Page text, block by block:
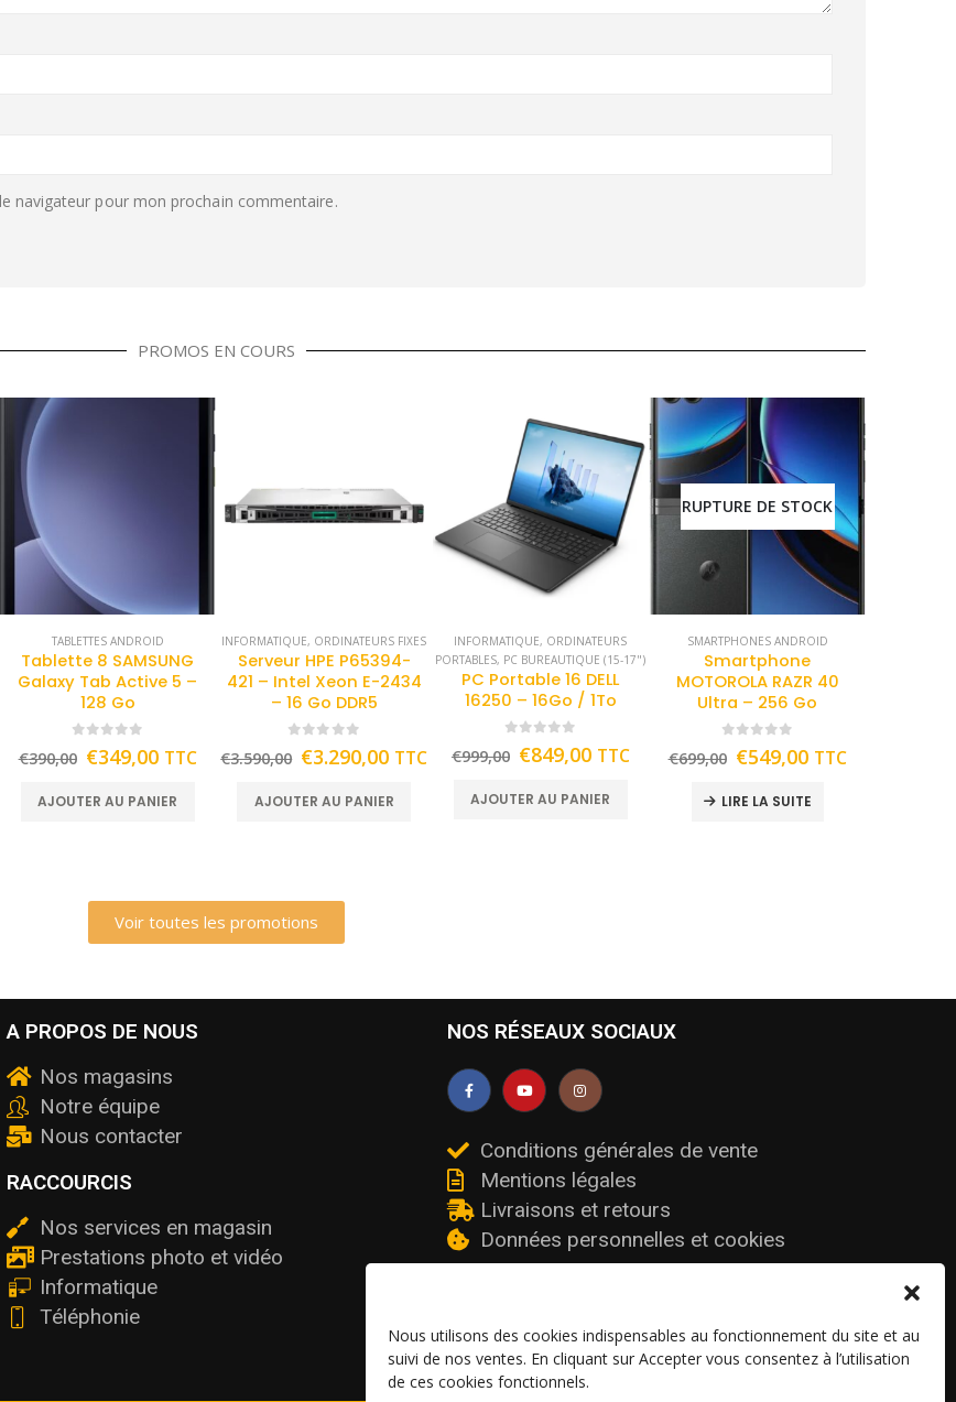
Nous utilisons des cookies indispensables au fonctionnement du site et au
suivi de nos ventes. En cliquant sur Accepter vous consentez à l’utilisation
de ces cookies fonctionnels.
navigateur pour mon prochain commentaire.
PROMOS EN COURS
TABLETTES ANDROID
Tablette 8 SAMSUNG
Galaxy Tab Active 5 –
128 Go
€390,00 €349,00 TTC
AJOUTER AU PANIER
INFORMATIQUE, ORDINATEURS FIXES
Serveur HPE P65394-
421 – Intel Xeon E-2434
– 16 Go DDR5
€3.590,00 €3.290,00 TTC
AJOUTER AU PANIER
INFORMATIQUE, ORDINATEURS
PORTABLES, PC BUREAUTIQUE (15-17")
PC Portable 16 DELL
16250 – 16Go / 1To
€999,00 €849,00 TTC
AJOUTER AU PANIER
RUPTURE DE STOCK
SMARTPHONES ANDROID
Smartphone
MOTOROLA RAZR 40
Ultra – 256 Go
€699,00 €549,00 TTC
LIRE LA SUITE
Voir toutes les promotions
A PROPOS DE NOUS
Nos magasins
Notre équipe
Nous contacter
RACCOURCIS
Nos services en magasin
Prestations photo et vidéo
Informatique
Téléphonie
NOS RÉSEAUX SOCIAUX
Conditions générales de vente
Mentions légales
Livraisons et retours
Données personnelles et cookies